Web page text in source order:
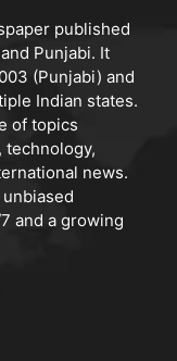
published
Punjabi. It
(Punjabi) and
Indian states.
of topics
news.
and a growing